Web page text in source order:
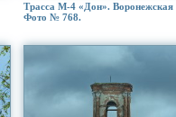
Трасса М-4 «Дон». Воронежская
Фото № 768.